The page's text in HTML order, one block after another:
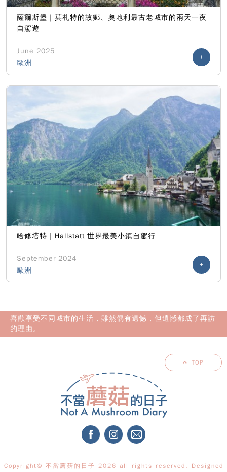
薩爾斯堡｜莫札特的故鄉、奧地利最古老城市的兩天一夜
自駕遊
June 2025
歐洲
+
哈修塔特｜Hallstatt 世界最美小鎮自駕行
September 2024
歐洲
+
喜歡享受不同城市的生活，雖然偶有遺憾，但遺憾都成了再訪
的理由。
TOP
Copyright© 不當蘑菇的日子 2026 all rights reserved. Designed